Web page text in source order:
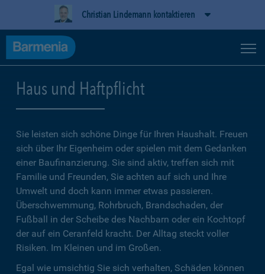
Christian Lindemann kontaktieren
Haus und Haftpflicht
Sie leisten sich schöne Dinge für Ihren Haushalt. Freuen
sich über Ihr Eigenheim oder spielen mit dem Gedanken
einer Baufinanzierung. Sie sind aktiv, treffen sich mit
Familie und Freunden, Sie achten auf sich und Ihre
Umwelt und doch kann immer etwas passieren.
Überschwemmung, Rohrbruch, Brandschaden, der
Fußball in der Scheibe des Nachbarn oder ein Kochtopf
der auf ein Ceranfeld kracht. Der Alltag steckt voller
Risiken. Im Kleinen und im Großen.
Egal wie umsichtig Sie sich verhalten, Schäden können